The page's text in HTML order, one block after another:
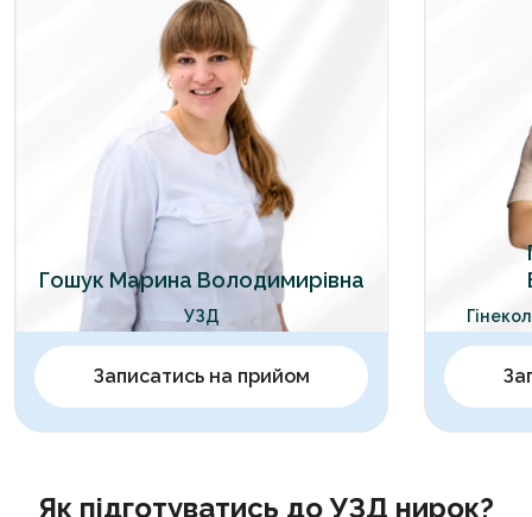
Гошук Марина Володимирівна
УЗД
Записатись на прийом
Як підготуватись до УЗД нирок?